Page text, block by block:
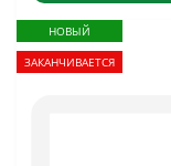
НОВЫЙ
ЗАКАНЧИВАЕТСЯ